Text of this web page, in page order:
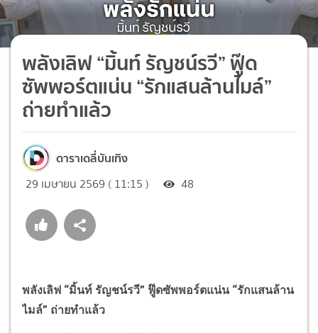
พลังเลิฟ “มิ้นท์ รัญชน์รวี” ฟู๊ด
ซัพพอร์ตแน่น “รักแสนล้านไมล์”
ถ่ายทำแล้ว
ดาราเดลี่บันเทิง
29 เมษายน 2569 ( 11:15 ) 48
พลังเลิฟ “มิ้นท์ รัญชน์รวี” ฟู๊ดซัพพอร์ตแน่น “รักแสนล้าน
ไมล์” ถ่ายทำแล้ว